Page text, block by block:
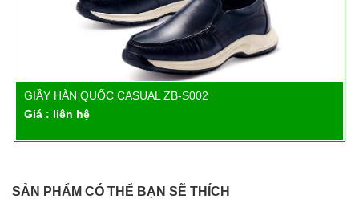
Chi tiết
GIẦY HÀN QUỐC CASUAL ZB-S002
Giá : liên hệ
SẢN PHẨM CÓ THỂ BẠN SẼ THÍCH